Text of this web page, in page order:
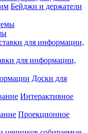
Бейджи и держатели
для информации,
Доски для
Интерактивное
Проекционное